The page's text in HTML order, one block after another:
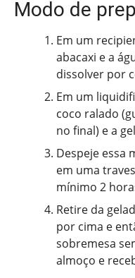
Modo de
Em um
abacaxi e a
dissolver por
Em um
coco ralado
no final) e a
Despeje essa
em uma
mínimo 2
Retire da
por cima e
sobremesa
almoço e